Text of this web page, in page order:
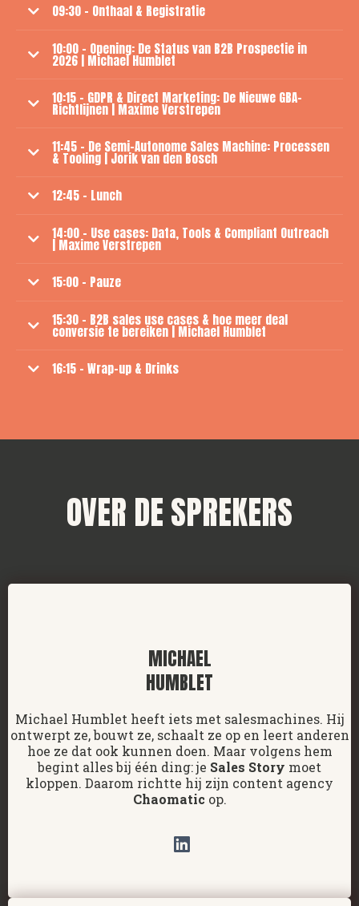
09:30 - Onthaal & Registratie
10:00 - Opening: De Status van B2B Prospectie in
2026 | Michael Humblet
10:15 - GDPR & Direct Marketing: De Nieuwe GBA-
Richtlijnen | Maxime Verstrepen
11:45 - De Semi-Autonome Sales Machine: Processen
& Tooling | Jorik van den Bosch
12:45 - Lunch
14:00 - Use cases: Data, Tools & Compliant Outreach
| Maxime Verstrepen
15:00 - Pauze
15:30 - B2B sales use cases & hoe meer deal
conversie te bereiken | Michael Humblet
16:15 - Wrap-up & Drinks
OVER DE SPREKERS
MICHAEL
HUMBLET
Michael Humblet heeft iets met salesmachines. Hij
ontwerpt ze, bouwt ze, schaalt ze op en leert anderen
hoe ze dat ook kunnen doen. Maar volgens hem
begint alles bij één ding: je Sales Story moet
kloppen. Daarom richtte hij zijn content agency
Chaomatic op.